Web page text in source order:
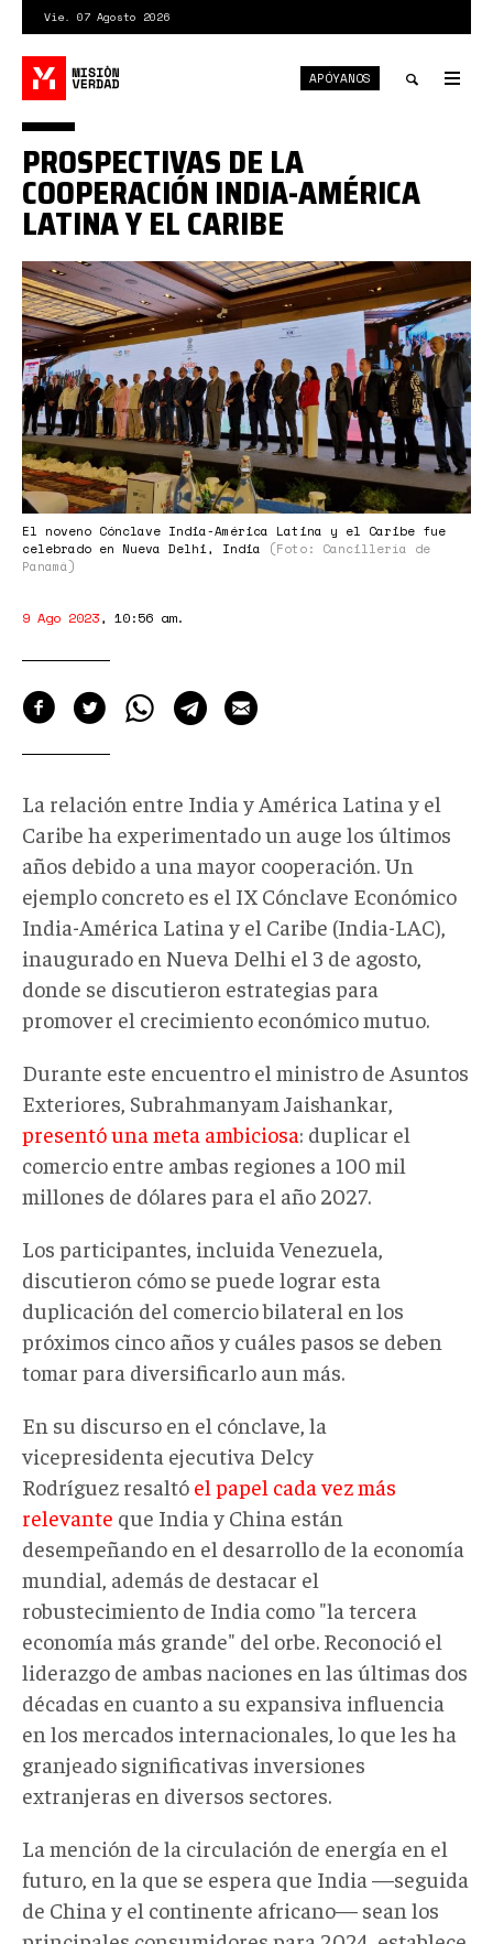
contenido
principal
Vie. 07 Agosto 2026
APÓYANOS
Panama-
en-
el-
noveno-
CII-
Conclave-
India-
America-
Latina-
y-
el-
LAC-
2.jpg
El noveno Cónclave India-América Latina y el Caribe fue
celebrado en Nueva Delhi, India
(Foto: Cancillería de
Panamá)
PROSPECTIVAS DE LA
COOPERACIÓN INDIA-AMÉRICA
LATINA Y EL CARIBE
9 Ago 2023, 10:56 am.
La relación entre India y América Latina y el
Caribe ha experimentado un auge los últimos
años debido a una mayor cooperación. Un
ejemplo concreto es el IX Cónclave Económico
India-América Latina y el Caribe (India-LAC),
inaugurado en Nueva Delhi el 3 de agosto,
donde se discutieron estrategias para
promover el crecimiento económico mutuo.
Durante este encuentro el ministro de Asuntos
Exteriores, Subrahmanyam Jaishankar,
presentó una meta ambiciosa: duplicar el
comercio entre ambas regiones a 100 mil
millones de dólares para el año 2027.
Los participantes, incluida Venezuela,
discutieron cómo se puede lograr esta
duplicación del comercio bilateral en los
próximos cinco años y cuáles pasos se deben
tomar para diversificarlo aun más.
En su discurso en el cónclave, la
vicepresidenta ejecutiva Delcy
Rodríguez resaltó el papel cada vez más
relevante que India y China están
desempeñando en el desarrollo de la economía
mundial, además de destacar el
robustecimiento de India como "la tercera
economía más grande" del orbe. Reconoció el
liderazgo de ambas naciones en las últimas dos
décadas en cuanto a su expansiva influencia
en los mercados internacionales, lo que les ha
granjeado significativas inversiones
extranjeras en diversos sectores.
La mención de la circulación de energía en el
futuro, en la que se espera que India —seguida
de China y el continente africano— sean los